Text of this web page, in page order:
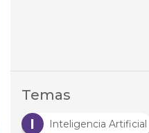
Temas
I Inteligencia Artificial